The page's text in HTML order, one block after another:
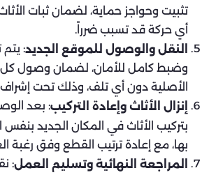
تثبيت وحواجز حماية، لضمان ثبات
أي حركة قد تسبب ضرراً.
النقل والوصول للموقع الجديد: يتم
وضبط كامل للأمان، لضمان وصول كل
الأصلية دون أي تلف، وذلك تحت
إنزال الأثاث وإعادة التركيب: بعد
بتركيب الأثاث في المكان الجديد
بها، مع إعادة ترتيب القطع وفق رغبة
المراجعة النهائية وتسليم العمل: